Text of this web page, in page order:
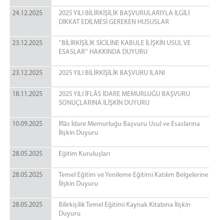
Başkan
Hakkımızda
Yetki Çevremiz
Bölge Bilirkişi Listesi
İflas İdare Memurları Listesi
24.12.2025
2025 YILI BİLİRKİŞİLİK BAŞVURULARIYLA İLGİLİ
DİKKAT EDİLMESİ GEREKEN HUSUSLAR
23.12.2025
''BİLİRKİŞİLİK SİCİLİNE KABULE İLİŞKİN USUL VE
ESASLAR'' HAKKINDA DUYURU
23.12.2025 2025 YILI BİLİRKİŞİLİK BAŞVURU İLANI
18.11.2025
2025 YILI İFLÂS İDARE MEMURLUĞU BAŞVURU
SONUÇLARINA İLİŞKİN DUYURU
10.09.2025
İflâs İdare Memurluğu Başvuru Usul ve Esaslarına
İlişkin Duyuru
28.05.2025 Eğitim Kuruluşları
28.05.2025
Temel Eğitim ve Yenileme Eğitimi Katılım Belgelerine
İlişkin Duyuru
28.05.2025
Bilirkişilik Temel Eğitimi Kaynak Kitabına İlişkin
Duyuru